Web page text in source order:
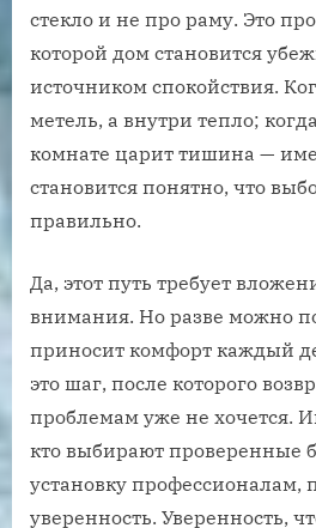
стекло и не про раму. Это
которой дом становится
источником спокойствия.
метель, а внутри тепло;
комнате царит тишина —
становится понятно, что
правильно.
Да, этот путь требует
внимания. Но разве можно
приносит комфорт каждый
это шаг, после которого
проблемам уже не хочется.
кто выбирают проверенные
установку профессионалам,
уверенность. Уверенность,